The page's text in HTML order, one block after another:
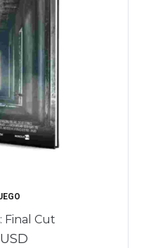
Final Cut